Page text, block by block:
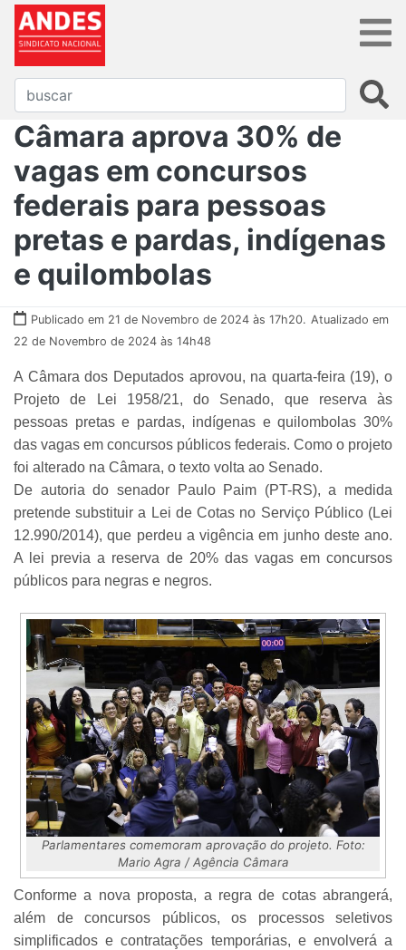
Câmara aprova 30% de
vagas em concursos
federais para pessoas
pretas e pardas, indígenas
e quilombolas
Publicado em 21 de Novembro de 2024 às 17h20. Atualizado em
22 de Novembro de 2024 às 14h48
A Câmara dos Deputados aprovou, na quarta-feira (19), o
Projeto de Lei 1958/21, do Senado, que reserva às
pessoas pretas e pardas, indígenas e quilombolas 30%
das vagas em concursos públicos federais. Como o projeto
foi alterado na Câmara, o texto volta ao Senado.
De autoria do senador Paulo Paim (PT-RS), a medida
pretende substituir a Lei de Cotas no Serviço Público (Lei
12.990/2014), que perdeu a vigência em junho deste ano.
A lei previa a reserva de 20% das vagas em concursos
públicos para negras e negros.
Parlamentares comemoram aprovação do projeto. Foto:
Mario Agra / Agência Câmara
Conforme a nova proposta, a regra de cotas abrangerá,
além de concursos públicos, os processos seletivos
simplificados e contratações temporárias, e envolverá a